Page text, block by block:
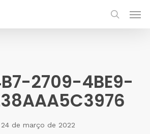
2709-4BE9-
24 de março de 2022